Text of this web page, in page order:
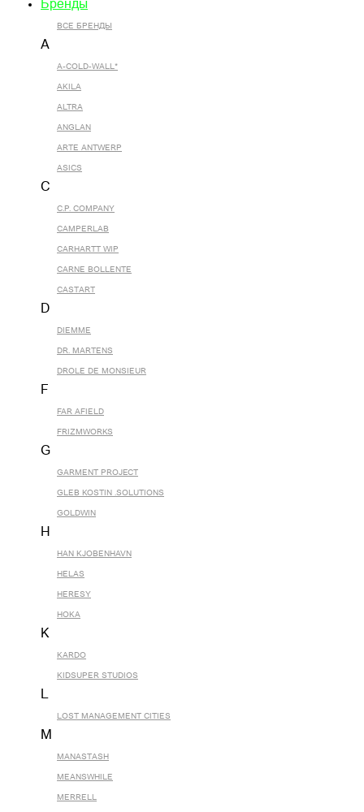
Бренды
ВСЕ БРЕНДЫ
A
A-COLD-WALL*
AKILA
ALTRA
ANGLAN
ARTE ANTWERP
ASICS
C
C.P. COMPANY
CAMPERLAB
CARHARTT WIP
CARNE BOLLENTE
CASTART
D
DIEMME
DR. MARTENS
DROLE DE MONSIEUR
F
FAR AFIELD
FRIZMWORKS
G
GARMENT PROJECT
GLEB KOSTIN .SOLUTIONS
GOLDWIN
H
HAN KJOBENHAVN
HELAS
HERESY
HOKA
K
KARDO
KIDSUPER STUDIOS
L
LOST MANAGEMENT CITIES
M
MANASTASH
MEANSWHILE
MERRELL